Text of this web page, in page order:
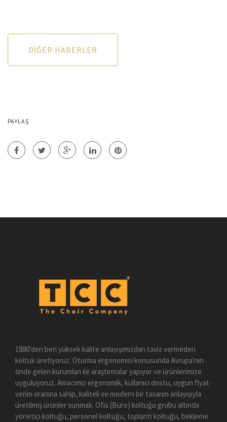
DIĞER HABERLER
PAYLAŞ
1880'den beri yüksek kalite anlayışımızdan taviz vermeden
koltuk üretiyoruz. Oturma ergonomisi konusunda Avrupa'nın
önde gelen kurumları ile araştırmalar yapıyor ve ürünlerimize
uyguluyoruz. Amacımız ergonomik, kullanıcı dostu, uygun fiyat-
verim oranına sahip, kaliteli ve modern bir tasarım anlayışıyla
üretilmiş ürünler sunmak. Ofis (Büro) koltuğu grubu altında
yönetici koltuğu, personel koltuğu, toplantı koltuğu, bekleme